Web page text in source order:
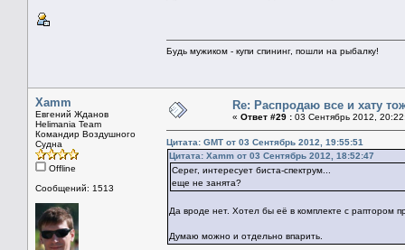
Будь мужиком - купи спининг, пошли на рыбалку!
Xamm
Евгений Жданов
Helimania Team
Командир Воздушного
Судна
Offline
Сообщений: 1513
Re: Распродаю все и хату
« Ответ #29 : 03 Сентябрь 2012,
Цитата: GMT от 03 Сентябрь 2012, 19:55:51
Цитата: Xamm от 03 Сентябрь 2012, 18:52:47
Серег, интересует биста-спектрум...
еще не занята?
Да вроде нет. Хотел бы её в комплекте с раптором
Думаю можно и отдельно впарить.